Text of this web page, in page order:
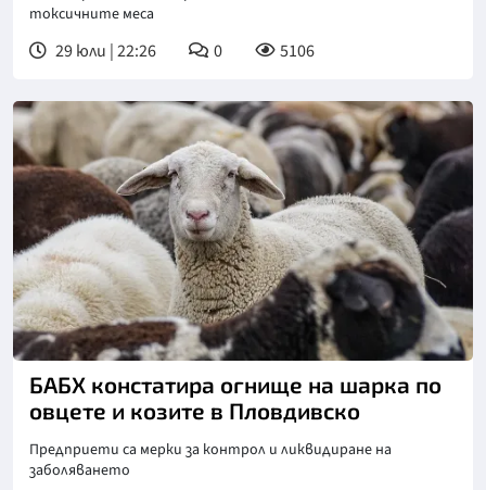
токсичните меса
29 юли | 22:26 0 5106
БАБХ констатира огнище на шарка по
овцете и козите в Пловдивско
Предприети са мерки за контрол и ликвидиране на
заболяването